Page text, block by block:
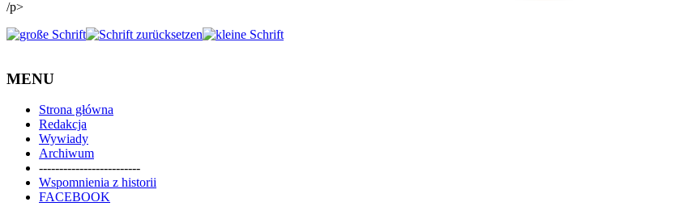
/p>
MENU
Strona główna
Redakcja
Wywiady
Archiwum
-------------------------
Wspomnienia z historii
FACEBOOK